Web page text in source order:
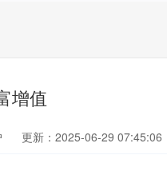
增值
更新：2025-06-29 07:45:06